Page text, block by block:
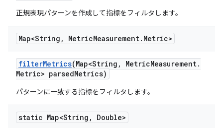
正規表現パターンを作成して指標をフィルタします。
Map<String , MetricMeasurement. Metric>
filterMetrics(Map<String , MetricMeasurement.
Metric> parsedMetrics)
パターンに一致する指標をフィルタします。
static Map<String , Double>